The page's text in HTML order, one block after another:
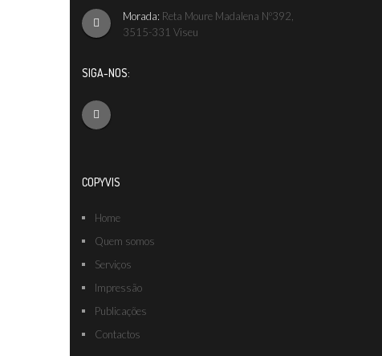
Morada: Reta Moure Madalena Nº392,
3515-331 Viseu
SIGA-NOS:
COPYVIS
Home
Quem somos
Serviços
Impressão
Publicações
Contactos